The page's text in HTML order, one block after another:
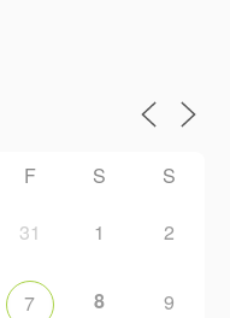
F S S
31 1 2
7 8 9